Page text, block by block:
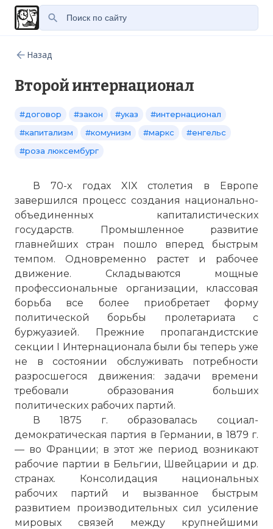
Назад
Второй интернационал
#договор #закон #указ
#интернационал
#капитализм
#комунизм #маркс
#енгельс
#роза люксембург
В 70-х годах XIX столетия в Европе
завершился процесс создания национально-
объединенных капиталистических
государств. Промышленное развитие
главнейших стран пошло вперед быстрым
темпом. Одновременно растет и рабочее
движение. Складываются мощные
профессиональные организации, классовая
борьба все более приобретает форму
политической борьбы пролетариата с
буржуазией. Прежние пропагандистские
секции I Интернационала были бы теперь уже
не в состоянии обслуживать потребности
разросшегося движения: задачи времени
требовали образования больших
политических рабочих партий.
В 1875 г. образовалась социал-
демократическая партия в Германии, в 1879 г.
— во Франции; в этот же период возникают
рабочие партии в Бельгии, Швейцарии и др.
странах. Консолидация национальных
рабочих партий и вызванное быстрым
развитием производительных сил усиление
мировых связей между крупнейшими